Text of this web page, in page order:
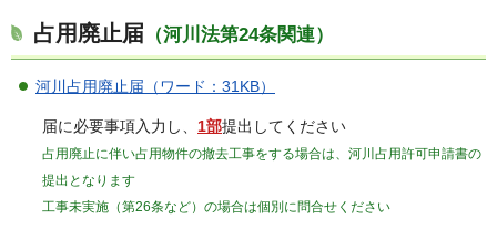
占用廃止届 （河川法第24条関連）
河川占用廃止届（ワード：31KB）
届に必要事項入力し、 1部提出してください
占用廃止に伴い占用物件の撤去工事をする場合は、河川占用許可申請書の
提出となります
工事未実施（第26条など）の場合は個別に問合せください